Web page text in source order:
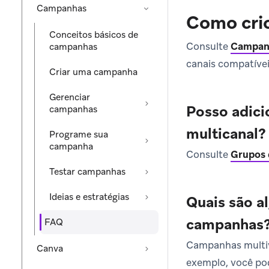
Campanhas
Conceitos básicos de
campanhas
Criar uma campanha
Gerenciar
campanhas
Programe sua
campanha
Testar campanhas
Ideias e estratégias
FAQ
Canva
Como
Consulte
canais
Posso
multicanal?
ConsulteGrupos
Quais são
Campanhas
exemplo, você